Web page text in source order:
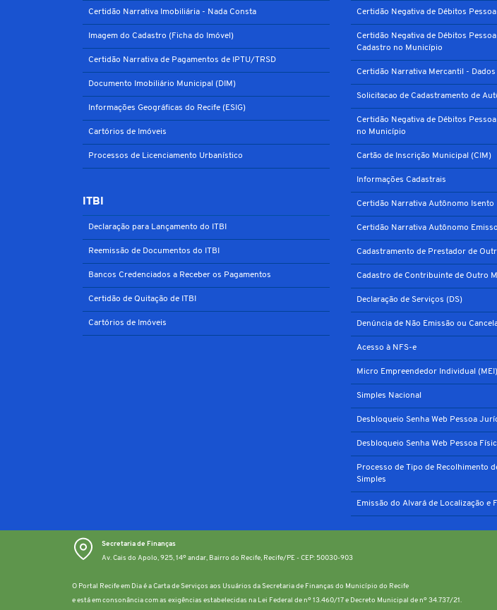
Certidão Narrativa Imobiliária - Nada Consta
Imagem do Cadastro (Ficha do Imóvel)
Certidão Narrativa de Pagamentos de IPTU/TRSD
Documento Imobiliário Municipal (DIM)
Informações Geográficas do Recife (ESIG)
Cartórios de Imóveis
Processos de Licenciamento Urbanístico
ITBI
Declaração para Lançamento do ITBI
Reemissão de Documentos do ITBI
Bancos Credenciados a Receber os Pagamentos
Certidão de Quitação de ITBI
Cartórios de Imóveis
Certidão Negativa de Débitos
Certidão Negativa de Débitos
Cadastro no Município
Certidão Narrativa Mercantil - Dados
Solicitacao de Cadastramento de
Certidão Negativa de Débitos
no Município
Cartão de Inscrição Municipal (CIM)
Informações Cadastrais
Certidão Narrativa Autônomo Isento
Certidão Narrativa Autônomo
Cadastramento de Prestador de
Cadastro de Contribuinte de Outro
Declaração de Serviços (DS)
Denúncia de Não Emissão ou
Acesso à NFS-e
Micro Empreendedor Individual (MEI)
Simples Nacional
Desbloqueio Senha Web Pessoa
Desbloqueio Senha Web Pessoa
Processo de Tipo de Recolhimento
Simples
Emissão do Alvará de Localização e
Secretaria de Finanças
Av. Cais do Apolo, 925, 14º andar, Bairro do Recife, Recife/PE - CEP: 50030-903
O Portal Recife em Dia é a Carta de Serviços aos Usuários da Secretaria de Finanças do Município do Recife
e está em consonância com as exigências estabelecidas na Lei Federal de nº 13.460/17 e Decreto Municipal de nº 34.737/21.